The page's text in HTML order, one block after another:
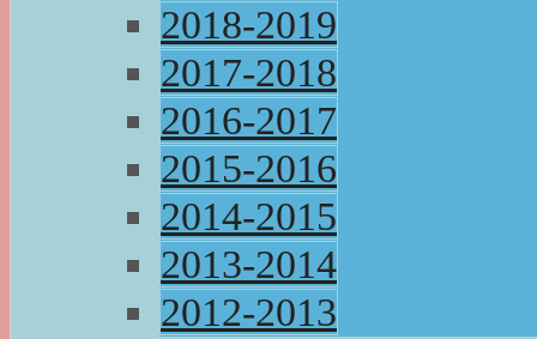
2018-2019
2017-2018
2016-2017
2015-2016
2014-2015
2013-2014
2012-2013